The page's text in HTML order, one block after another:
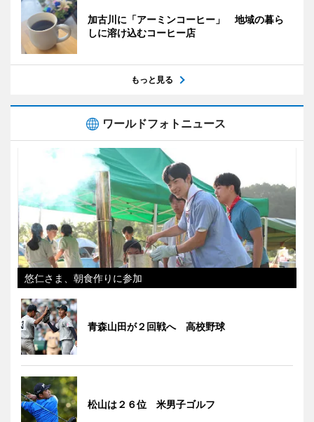
加古川に「アーミンコーヒー」 地域の暮ら
しに溶け込むコーヒー店
もっと見る
ワールドフォトニュース
悠仁さま、朝食作りに参加
青森山田が２回戦へ 高校野球
松山は２６位 米男子ゴルフ